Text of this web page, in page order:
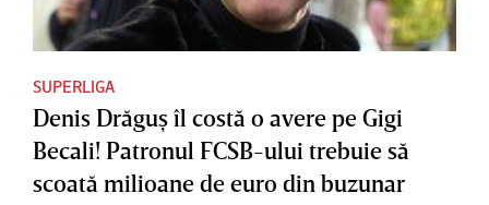
SUPERLIGA
Denis Drăguş îl costă o avere pe Gigi
Becali! Patronul FCSB-ului trebuie să
scoată milioane de euro din buzunar